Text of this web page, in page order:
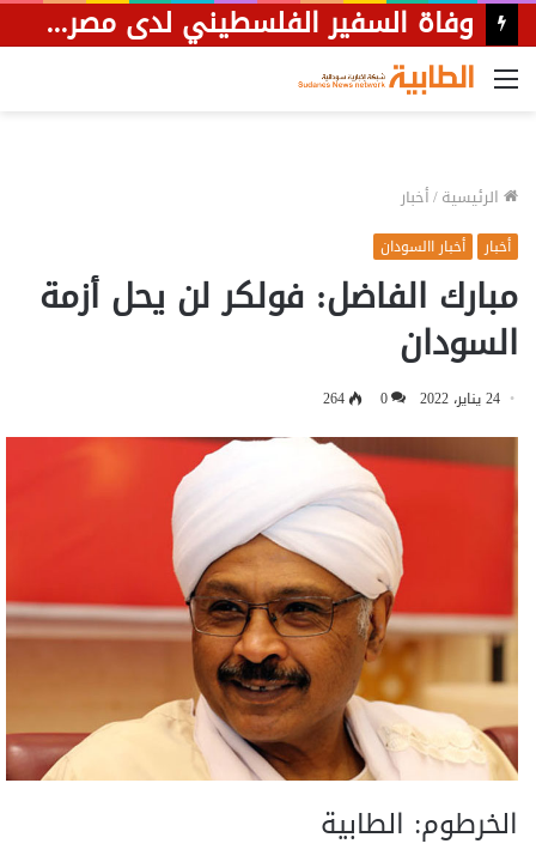
القائمة
الرئيسية/أخبار
أخبار أخبار االسودان
مبارك الفاضل: فولكر لن يحل أزمة
السودان
24 يناير، 2022 0
264
الخرطوم: الطابية